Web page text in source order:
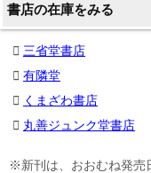
書店の在庫をみる
三省堂書店
有隣堂
くまざわ書店
丸善ジュンク堂書店
※新刊は、おおむね発売